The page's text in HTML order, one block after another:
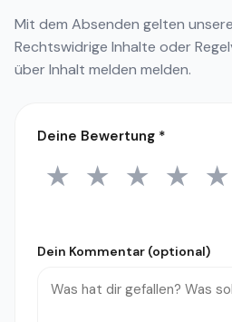
Mit dem Absenden gelten unsere
Rechtswidrige Inhalte oder
überInhalt melden melden.
Deine Bewertung *
1 Stern
★ 2 Sterne
★ 3 Sterne
★ 4
★ ★
Dein Kommentar (optional)